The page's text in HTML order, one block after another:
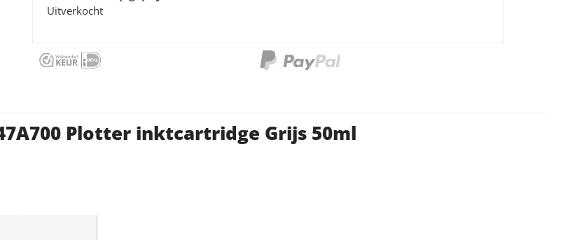
Uitverkocht
Plotter inktcartridge Grijs 50ml